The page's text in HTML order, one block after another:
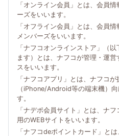
「オンライン会員」とは、会員
ーズをいいます。
「オフライン会員」とは、会員
メンバーズをいいます。
「ナフコオンラインストア」（
ます）とは、ナフコが管理・運
スをいいます。
「ナフコアプリ」とは、ナフコ
（iPhone/Android等の端末機）
す。
「ナデポ会員サイト」とは、ナ
用のWEBサイトをいいます。
「ナフコdeポイントカード」と